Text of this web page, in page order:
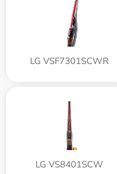
LG VSF7301SCWR
LG VS8401SCW